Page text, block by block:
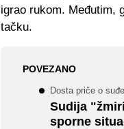
igrao rukom. Međutim,
tačku.
POVEZANO
Dosta priče o
Sudija
sporne